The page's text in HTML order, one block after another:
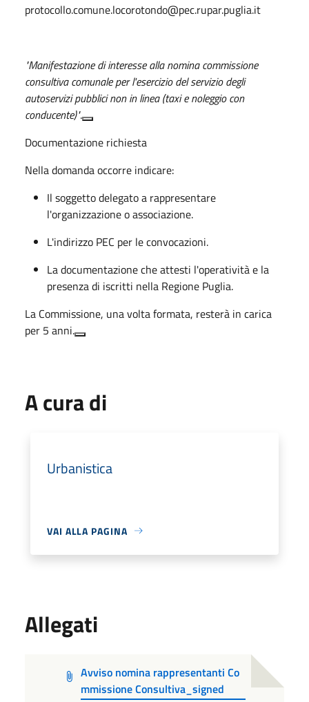
protocollo.comune.locorotondo@pec.rupar.puglia.it
"Manifestazione di interesse alla nomina commissione
consultiva comunale per l'esercizio del servizio degli
autoservizi pubblici non in linea (taxi e noleggio con
conducente)".
Documentazione richiesta
Nella domanda occorre indicare:
Il soggetto delegatoa rappresentare
l'organizzazione o associazione.
L'indirizzo PEC per le convocazioni.
Ladocumentazioneche attesti l'operatività e la
presenza di iscritti nella Regione Puglia.
La Commissione, una volta formata, resterà in carica
per 5 anni.
A cura di
Urbanistica
VAI ALLA PAGINA
Allegati
Avviso nomina rappresentanti Co
mmissione Consultiva_signed